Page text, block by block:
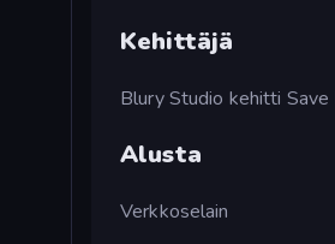
Kehittäjä
Blury Studio kehitti
Alusta
Verkkoselain